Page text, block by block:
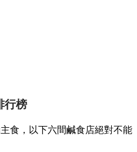
行榜
食，以下六間鹹食店絕對不能